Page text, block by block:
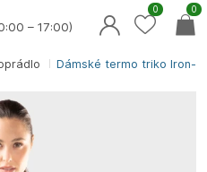
Dámské termo triko Iron-
– 17:00)
0
0